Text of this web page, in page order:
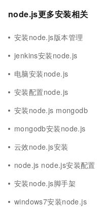
node.js更多安装相关
安装node.js版本管理
jenkins安装node.js
电脑安装node.js
安装配置node.js
安装node.js mongodb
mongodb安装node.js
云效node.js安装
node.js node.js安装配置
安装node.js脚手架
windows7安装node.js